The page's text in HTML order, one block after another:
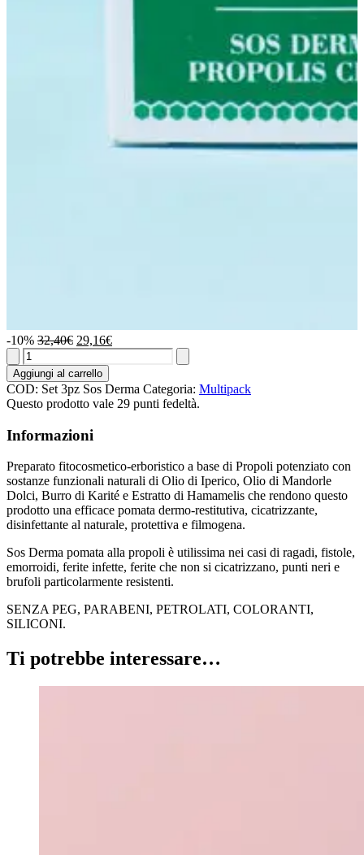
-10% 32,40€ Il
prezzo
originale
era:
32,40€.
29,16€Il
prezzo
è:
29,16€.
3
x
Sos
Derma
quantità
Aggiungi al carrello
COD: Set 3pz Sos Derma Categoria: Multipack
Questo prodotto vale 29 punti fedeltà.
Informazioni
Preparato fitocosmetico-erboristico a base di Propoli potenziato con
sostanze funzionali naturali di Olio di Iperico, Olio di Mandorle
Dolci, Burro di Karité e Estratto di Hamamelis che rendono questo
prodotto una efficace pomata dermo-restitutiva, cicatrizzante,
disinfettante al naturale, protettiva e filmogena.
Sos Derma pomata alla propoli è utilissima nei casi di ragadi, fistole,
emorroidi, ferite infette, ferite che non si cicatrizzano, punti neri e
brufoli particolarmente resistenti.
SENZA PEG, PARABENI, PETROLATI, COLORANTI,
SILICONI.
Ti potrebbe interessare…